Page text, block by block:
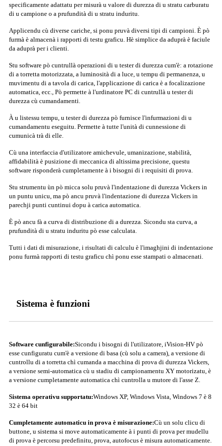
specificamente adattatu per misurà u valore di durezza di u stratu carburatu
di u campione o a prufundità di u stratu induritu.
Applicendu cù diverse cariche, si ponu pruvà diversi tipi di campioni. È pò
furmà è almacenà i rapporti di testu graficu. Hè simplice da aduprà è faciule
da aduprà per i clienti.
Stu software pò cuntrullà operazioni di u tester di durezza cum'è: a rotazione
di a torretta motorizzata, a luminosità di a luce, u tempu di permanenza, u
muvimentu di a tavola di carica, l'applicazione di carica è a focalizazione
automatica, ecc., Pò permette à l'urdinatore PC di cuntrullà u tester di
durezza cù cumandamenti.
À u listessu tempu, u tester di durezza pò furnisce l'infurmazioni di u
cumandamentu eseguitu. Permette à tutte l'unità di cunnessione di
cumunicà trà di elle.
Cù una interfaccia d'utilizatore amichevule, umanizazione, stabilità,
affidabilità è pusizione di meccanica di altissima precisione, questu
software risponderà cumpletamente à i bisogni di i requisiti di prova.
Stu strumentu ùn pò micca solu pruvà l'indentazione di durezza Vickers in
un puntu unicu, ma pò ancu pruvà l'indentazione di durezza Vickers in
parechji punti cuntinui dopu à carica automatica.
È pò ancu fà a curva di distribuzione di a durezza. Sicondu sta curva, a
prufundità di u stratu induritu pò esse calculata.
Tutti i dati di misurazione, i risultati di calculu è l'imaghjini di indentazione
ponu furmà rapporti di testu graficu chì ponu esse stampati o almacenati.
Sistema è funzioni
Software cunfigurabile:Sicondu i bisogni di l'utilizatore, iVision-HV pò
esse cunfiguratu cum'è a versione di basa (cù solu a camera), a versione di
cuntrollu di a torretta chì cumanda a macchina di prova di durezza Vickers,
a versione semi-automatica cù u stadiu di campionamentu XY motorizatu, è
a versione cumpletamente automatica chì cuntrolla u mutore di l'asse Z.
Sistema operativu supportatu:Windows XP, Windows Vista, Windows 7 è 8
32 è 64 bit
Cumpletamente automaticu in prova è misurazione:Cù un solu clicu di
buttone, u sistema si move automaticamente à i punti di prova per mudellu
di prova è percorsu predefinitu, prova, autofocus è misura automaticamente.